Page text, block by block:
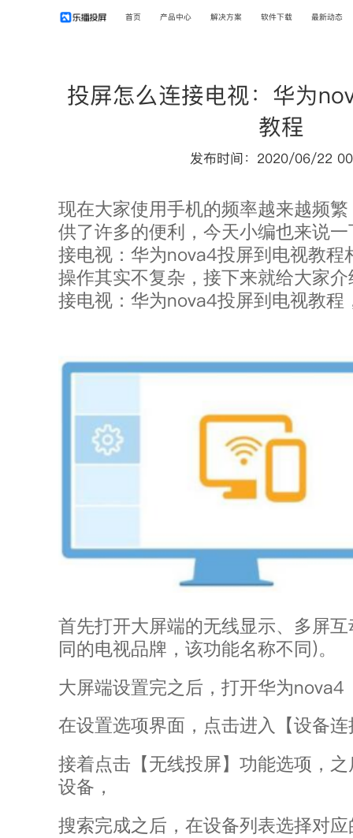
首页 产品中心 解决方案 软件下载 最新动态
投屏怎么连接电视：华为
教程
发布时间：2020/06/22
现在大家使用手机的频率越来越频
供了许多的便利，今天小编也来说
接电视：华为nova4投屏到电视教程
操作其实不复杂，接下来就给大家
接电视：华为nova4投屏到电视教程
首先打开大屏端的无线显示、多屏
同的电视品牌，该功能名称不同 )。
大屏端设置完之后，打开华为nova4
在设置选项界面，点击进入【设备
接着点击【无线投屏】功能选项，
设备，
搜索完成之后，在设备列表选择对